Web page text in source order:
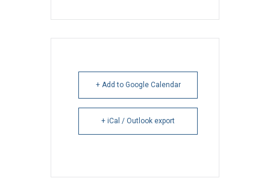
+ Add to Google Calendar
+ iCal / Outlook export